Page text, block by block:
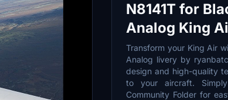
N8141T for
Analog King
Transform your King Air
Analog livery by
design and high-quality
to your aircraft.
Community Folder for